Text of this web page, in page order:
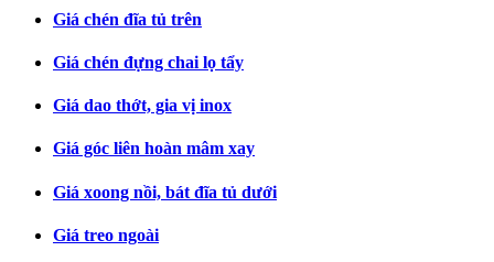
Giá chén đĩa tủ trên
Giá chén đựng chai lọ tẩy
Giá dao thớt, gia vị inox
Giá góc liên hoàn mâm xay
Giá xoong nồi, bát đĩa tủ dưới
Giá treo ngoài